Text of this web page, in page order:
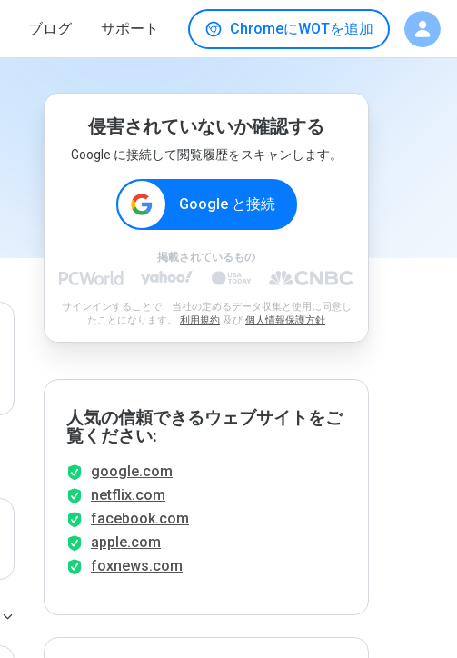
ブログ サポート ChromeにWOTを追加
侵害されていないか確認する
Google に接続して閲覧履歴をスキャンします。
Google と接続
掲載されているもの
サインインすることで、当社の定めるデータ収集と使用に同意し
たことになります。 利用規約 及び 個人情報保護方針
人気の信頼できるウェブサイトをご
覧ください:
google.com
netflix.com
facebook.com
apple.com
foxnews.com